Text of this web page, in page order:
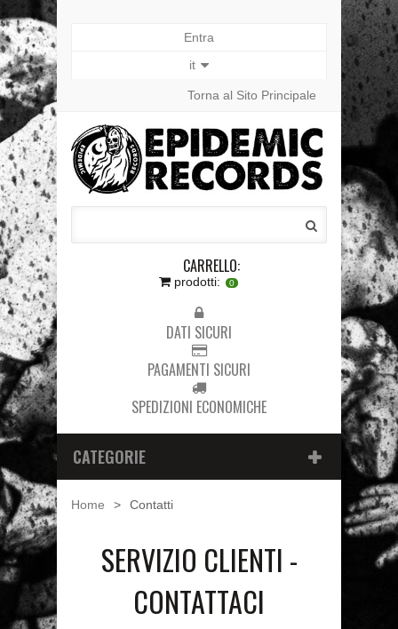
Entra
it
Torna al Sito Principale
CARRELLO:
prodotti: 0
DATI SICURI
PAGAMENTI SICURI
SPEDIZIONI ECONOMICHE
CATEGORIE
Home > Contatti
SERVIZIO CLIENTI -
CONTATTACI